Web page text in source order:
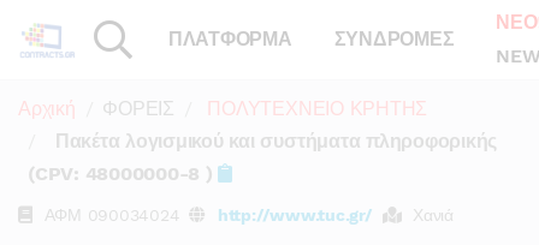
ΠΛΑΤΦΟΡΜΑ ΣΥΝΔΡΟΜΕΣ
Αρχική ΦΟΡΕΙΣ
ΠΟΛΥΤΕΧΝΕΙΟ ΚΡΗΤΗΣ
Πακέτα λογισμικού και συστήματα πληροφορικής
(CPV: 48000000-8 )
ΑΦΜ 090034024 http://www.tuc.gr/ Χανιά